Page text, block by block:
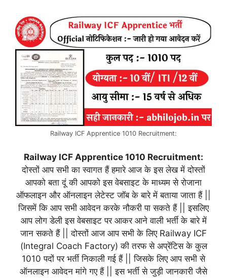
Railway ICF Apprentice 1010 Recruitment:
Railway ICF Apprentice 1010 Recruitment:
दोस्तों आप सभी का स्वागत हैं हमारे आज के इस लेख में दोस्तों
आपको बता दूं की आपको इस वेबसाइट के माध्यम से रोजाना
ऑफलाइन और ऑनलाइन लेटेस्ट जॉब के बारे में बताया जाता हैं ||
जिसमें कि आप सभी आवेदन करके नौकरी पा सकते हैं || इसलिए
आप लोग डेली इस वेबसाइट पर आकर आने वाली भर्ती के बारे में
जान सकते हैं || दोस्तों आज आप सभी के लिए Railway ICF
(Integral Coach Factory) की तरफ से अप्रेंटिस के कुल
1010 पदों पर भर्ती निकाली गई हैं || जिसके लिए आप सभी से
ऑनलाइन आवेदन मांगे गए हैं || इस भर्ती से जुड़ी जानकारी जैसे